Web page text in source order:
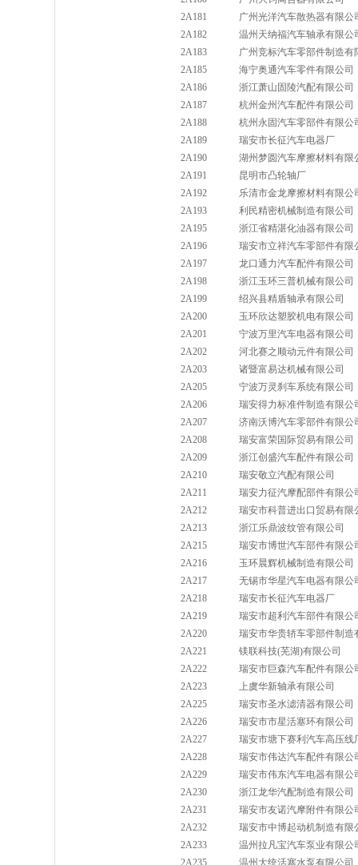
2A181
广州光洋汽车散热器有限公
2A182
温州天纳福汽车轴承有限公
2A183
广州竞标汽车零部件制造有
2A185
海宁奥通汽车零件有限公司
2A186
浙江萧山固陵汽配有限公司
2A187
杭州金州汽车配件有限公司
2A188
杭州永固汽车零部件有限公
2A189
瑞安市长征汽车电器厂
2A190
湖州梦圆汽车摩擦材料有限
2A191
昆明市凸轮轴厂
2A192
乐清市金龙摩擦材料有限公
2A193
利民精密机械制造有限公司
2A195
浙江省精湛化油器有限公司
2A196
瑞安市立祥汽车零部件有限
2A197
龙口通力汽车配件有限公司
2A198
浙江玉环三普机械有限公司
2A199
绍兴县精盾轴承有限公司
2A200
玉环欣达塑胶机电有限公司
2A201
宁波万里汽车电器有限公司
2A202
河北赛之顺动元件有限公司
2A203
诸暨富易达机械有限公司
2A205
宁波万灵刹车系统有限公司
2A206
瑞安得力标准件制造有限公
2A207
济南沃博汽车零部件有限公
2A208
瑞安富荣国际贸易有限公司
2A209
浙江创盛汽车配件有限公司
2A210
瑞安敬立汽配有限公司
2A211
瑞安力征汽摩配部件有限公
2A212
瑞安市科普进出口贸易有限
2A213
浙江乐鼎波纹管有限公司
2A215
瑞安市博世汽车部件有限公
2A216
玉环晨辉机械制造有限公司
2A217
无锡市华星汽车电器有限公
2A218
瑞安市长征汽车电器厂
2A219
瑞安市超利汽车部件有限公
2A220
瑞安市华贵轿车零部件制造
2A221
镁联科技(芜湖)有限公司
2A222
瑞安市巨森汽车配件有限公
2A223
上虞华新轴承有限公司
2A225
瑞安市圣水滤清器有限公司
2A226
瑞安市市星活塞环有限公司
2A227
瑞安市塘下赛利汽车高压线
2A228
瑞安市伟达汽车配件有限公
2A229
瑞安市伟东汽车电器有限公
2A230
浙江龙华汽配制造有限公司
2A231
瑞安市友诺汽摩附件有限公
2A232
瑞安市中博起动机制造有限
2A233
温州拉凡宝汽车泵业有限公
2A235
温州大统活塞水泵有限公司